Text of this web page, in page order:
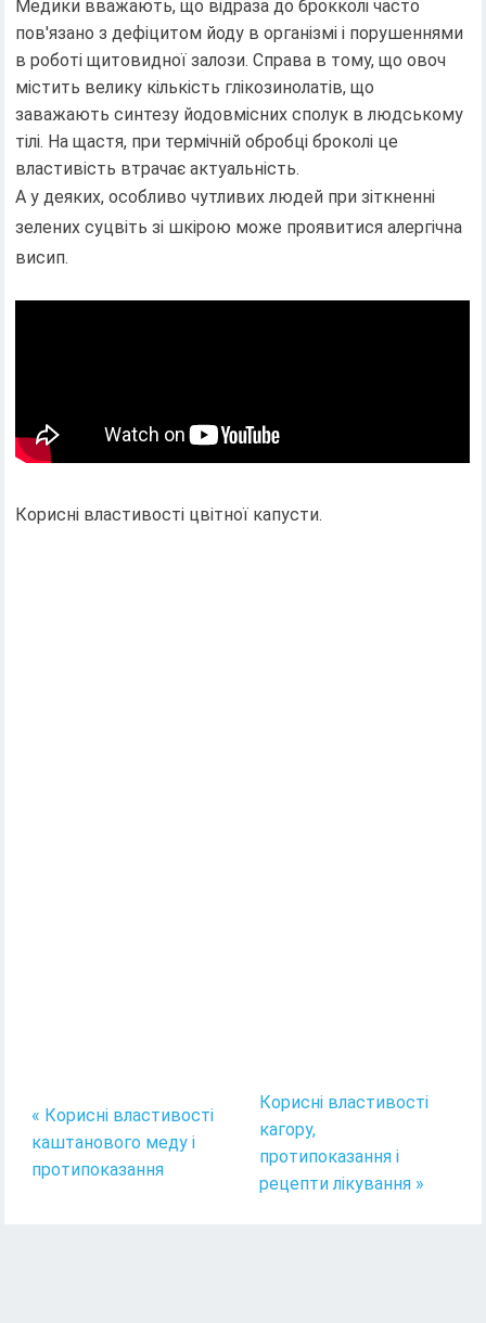
Медики вважають, що відраза до брокколі часто
пов'язано з дефіцитом йоду в організмі і порушеннями
в роботі щитовидної залози. Справа в тому, що овоч
містить велику кількість глікозинолатів, що
заважають синтезу йодовмісних сполук в людському
тілі. На щастя, при термічній обробці броколі це
властивість втрачає актуальність.
А у деяких, особливо чутливих людей при зіткненні
зелених суцвіть зі шкірою може проявитися алергічна
висип.
Корисні властивості цвітної капусти.
« Корисні властивості
каштанового меду і
протипоказання
Корисні властивості
кагору,
протипоказання і
рецепти лікування »